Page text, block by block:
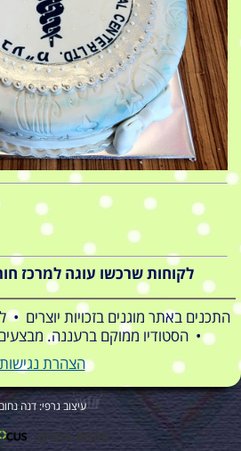
לקוחות שרכשו עוגה למרכז
• הסטודיו ממוקם ברעננה.
הצהרת נגישות
עיצוב גרפי: דנה נחום
הקמת אתרים